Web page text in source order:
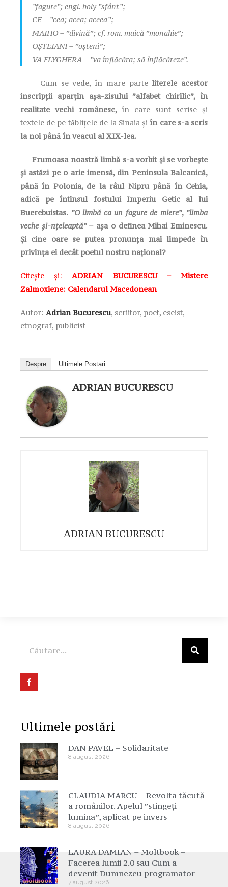
”fagure”; engl. holy ”sfânt”;
CE – ”cea; acea; aceea”;
MAIHO – ”divină”; cf. rom. maică ”monahie”;
OȘTEIANI – ”oșteni”;
VA FLYGHERA – ”va înflăcăra; să înflăcăreze”.
Cum se vede, în mare parte literele acestor
inscripții aparțin așa-zisului ”alfabet chirilic”, în
realitate vechi românesc, în care sunt scrise și
textele de pe tăblițele de la Sinaia și în care s-a scris
la noi până în veacul al XIX-lea.
Frumoasa noastră limbă s-a vorbit și se vorbește
și astăzi pe o arie imensă, din Peninsula Balcanică,
până în Polonia, de la râul Nipru până în Cehia,
adică pe întinsul fostului Imperiu Getic al lui
Buerebuistas. ”O limbă ca un fagure de miere”, ”limba
veche și-nțeleaptă”– așa o definea Mihai Eminescu.
Și cine oare se putea pronunța mai limpede în
privința ei decât poetul nostru național?
Citește și:ADRIAN BUCURESCU – Mistere
Zalmoxiene: Calendarul Macedonean
Autor: Adrian Bucurescu, scriitor, poet, eseist,
etnograf, publicist
Despre Ultimele Postari
ADRIAN BUCURESCU
ADRIAN BUCURESCU
Ultimele postări
DAN PAVEL – Solidaritate
8 august 2026
CLAUDIA MARCU – Revolta tăcută
a românilor. Apelul ”stingeți
lumina”, aplicat pe invers
8 august 2026
LAURA DAMIAN – Moltbook –
Facerea lumii 2.0 sau Cum a
devenit Dumnezeu programator
7 august 2026